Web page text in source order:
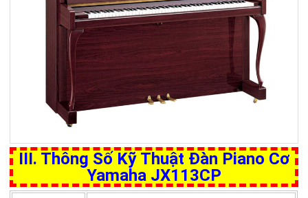
III. Thông Số Kỹ Thuật Đàn Piano Cơ
Yamaha JX113CP